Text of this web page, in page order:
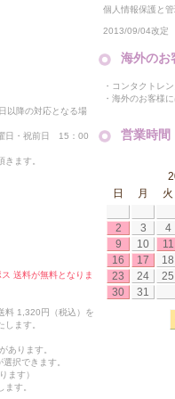
以降の対応となる場
日・祝前日 15：00
ます。
送料が無料となりま
料 1,320円（税込）を
ます。
あります。
択できます。
ます）
す。
個人情報保護と
2013/09/04改定
海外のお
・コンタクトレ
・海外のお客様
営業時間
日
月 火
2
3 4
9
10 11
16
17 18
23
24 25
30
31